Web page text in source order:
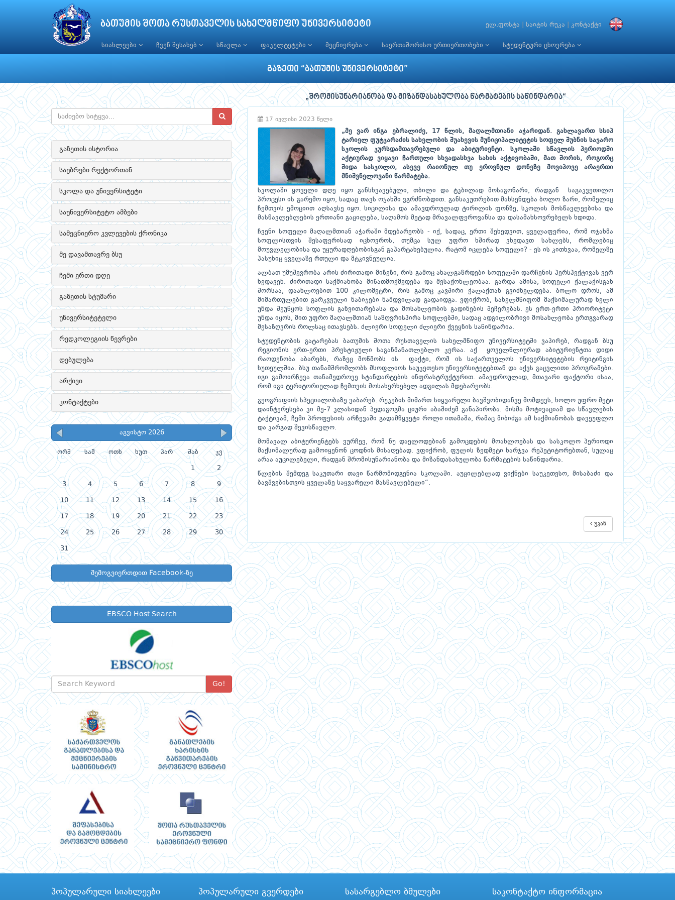
ბათუმის შოთა რუსთაველის სახელმწიფო უნივერსიტეტი ელ.ფოსტა საიტის რუკა კონტაქტი
სიახლეები ჩვენ შესახებ სწავლა ფაკულტეტები მეცნიერება საერთაშორისო ურთიერთობები სტუდენტური ცხოვრება
გაზეთი “ბათუმის უნივერსიტეტი”
გაზეთის ისტორია
საუბრები რექტორთან
სკოლა და უნივერსიტეტი
საუნივერსიტეტო ამბები
სამეცნიერო კვლევების ქრონიკა
მე დავამთავრე ბსუ
ჩემი ერთი დღე
გაზეთის სტუმარი
უნივერსიტეტელი
რედკოლეგიის წევრები
დებულება
არქივი
კონტაქტები
აგვისტო 2026
ორშ სამ ოთხ ხუთ პარ შაბ კვ
1 2
3 4 5 6 7 8 9
10 11 12 13 14 15 16
17 18 19 20 21 22 23
24 25 26 27 28 29 30
31
შემოგვიერთდით Facebook-ზე
EBSCO Host Search
Go!
„შრომისუნარიანობა და მიზანდასახულობა წარმატების საწინდარია“
17 ივლისი 2023 წელი
„მე ვარ ინგა ებრალიძე, 17 წლის, მაღალმთიანი აჭარიდან. გახლავართ სსიპ
ტარიელ ფუტკარაძის სახელობის შუახევის მუნიციპალიტეტის სოფელ შუბნის საჯარო
სკოლის კურსდამთავრებული და აბიტურიენტი. სკოლაში სწავლის პერიოდში
აქტიურად ვიყავი ჩართული სხვადასხვა სახის აქტივობაში, მათ შორის, როგორც
შიდა სასკოლო, ასევე რაიონულ თუ ეროვნულ დონეზე მოვიპოვე არაერთი
მნიშვნელოვანი წარმატება.
სკოლაში ყოველი დღე იყო განსხვავებული, თბილი და ტკბილად მოსაგონარი, რადგან საგაკვეთილო
პროცესი ის გარემო იყო, სადაც თავს ოჯახში ვგრძნობდით. განსაკუთრებით მახსენდება ბოლო ზარი, რომელიც
ჩემთვის ემოციით აღსავსე იყო. სიცილისა და ამავდროულად ტირილის ფონზე, სკოლის მოსწავლეებისა და
მასწავლებლების ერთიანი გაცილება, საღამოს მეტად მრავალფეროვანსა და დასამახსოვრებელს ხდიდა.
ჩვენი სოფელი მაღალმთიან აჭარაში მდებარეობს - იქ, სადაც, ერთი შეხედვით, ყველაფერია, რომ ოჯახმა
სოფლისთვის შესაფერისად იცხოვროს, თუმცა სულ უფრო ხშირად ვხედავთ სახლებს, რომლებიც
მოუვლელობისა და უყურადღებობისგან გაპარტახებულია. რატომ იცლება სოფელი? - ეს ის კითხვაა, რომელზე
პასუხიც ყველაზე რთული და მტკივნეულია.
ალბათ უმუშევრობა არის ძირითადი მიზეზი, რის გამოც ახალგაზრდები სოფელში დარჩენის პერსპექტივას ვერ
ხედავენ. ძირითადი საქმიანობა მიწათმოქმედება და მესაქონლეობაა. გარდა ამისა, სოფელი ქალაქისგან
შორსაა, დაახლოებით 100 კილომეტრი, რის გამოც კავშირი ქალაქთან გვიძნელდება. ბოლო დროს, ამ
მიმართულებით გარკვეული ნაბიჯები ნამდვილად გადაიდგა. ვფიქრობ, სახელმწიფომ მაქსიმალურად ხელი
უნდა შეუწყოს სოფლის განვითარებასა და მოსახლეობის გადინების შეჩერებას. ეს ერთ-ერთი პრიორიტეტი
უნდა იყოს, მით უფრო მაღალმთიან საზღვრისპირა სოფლებში, სადაც ადგილობრივი მოსახლეობა ერთგვარად
მესაზღვრის როლსაც ითავსებს. ძლიერი სოფელი ძლიერი ქვეყნის საწინდარია.
სტუდენტობის გატარებას ბათუმის შოთა რუსთაველის სახელმწიფო უნივერსიტეტში ვაპირებ, რადგან ბსუ
რეგიონის ერთ-ერთი პრესტიჟული საგანმანათლებლო კერაა. აქ ყოველწლიურად აბიტურიენტთა დიდი
რაოდენობა აბარებს, რაზეც მოწმობს ის ფაქტი, რომ ის საქართველოს უნივერსიტეტების რეიტინგის
ხუთეულშია. ბსუ თანამშრომლობს მსოფლიოს საუკეთესო უნივერსიტეტებთან და აქვს გაცვლითი პროგრამები.
იგი გამოირჩევა თანამედროვე სტანდარტების ინფრასტრუქტურით. ამავდროულად, მთავარი ფაქტორი ისაა,
რომ იგი ტერიტორიულად ჩემთვის მოსახერხებელ ადგილას მდებარეობს.
გეოგრაფიის სპეციალობაზე ვაბარებ. რუკების მიმართ სიყვარული ბავშვობიდანვე მომდევს, ხოლო უფრო მეტი
დაინტერესება კი მე-7 კლასიდან პედაგოგმა ციური აბაშიძემ განაპირობა. მისმა მოტივაციამ და სწავლების
ტაქტიკამ, ჩემი პროფესიის არჩევაში გადამწყვეტი როლი ითამაშა, რამაც მიბიძგა ამ საქმიანობას დავეუფლო
და კარგად შევისწავლო.
მომავალ აბიტურიენტებს ვურჩევ, რომ ნუ დაელოდებიან გამოცდების მოახლოებას და სასკოლო პერიოდი
მაქსიმალურად გამოიყენონ ცოდნის მისაღებად. ვფიქრობ, ფულის ზედმეტი ხარჯვა რეპეტიტორებთან, სულაც
არაა აუცილებელი, რადგან შრომისუნარიანობა და მიზანდასახულობა წარმატების საწინდარია.
წლების შემდეგ საკუთარი თავი წარმომიდგენია სკოლაში. აუცილებლად ვიქნები საუკეთესო, მისაბაძი და
ბავშვებისთვის ყველაზე საყვარელი მასწავლებელი“.
უკან
პოპულარული სიახლეები პოპულარული გვერდები სასარგებლო ბმულები საკონტაქტო ინფორმაცია